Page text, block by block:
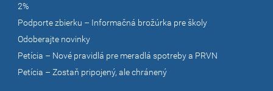
2%
Podporte zbierku – Informačná brožúrka pre školy
Odoberajte novinky
Petícia – Nové pravidlá pre meradlá spotreby a PRVN
Petícia – Zostaň pripojený, ale chránený